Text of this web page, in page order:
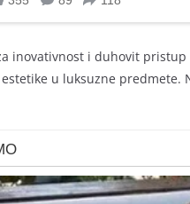
inovativnost i duhovit
u luksuzne predmete.